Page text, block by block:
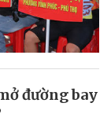
đường bay